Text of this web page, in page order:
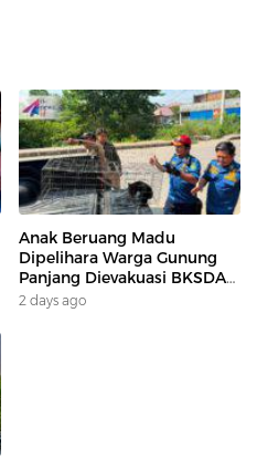
Anak Beruang Madu
Dipelihara Warga Gunung
Panjang Dievakuasi BKSDA
Dan DAMKAR
2 days ago